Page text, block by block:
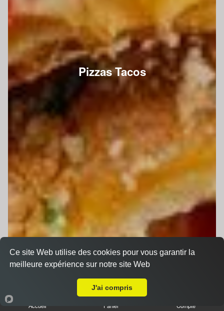
Pizzas Tacos
Accueil Panier Compte
Ce site Web utilise des cookies pour vous garantir la
meilleure expérience sur notre site Web
J'ai compris